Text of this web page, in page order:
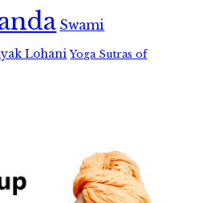
Swami
Lohani Yoga Sutras of